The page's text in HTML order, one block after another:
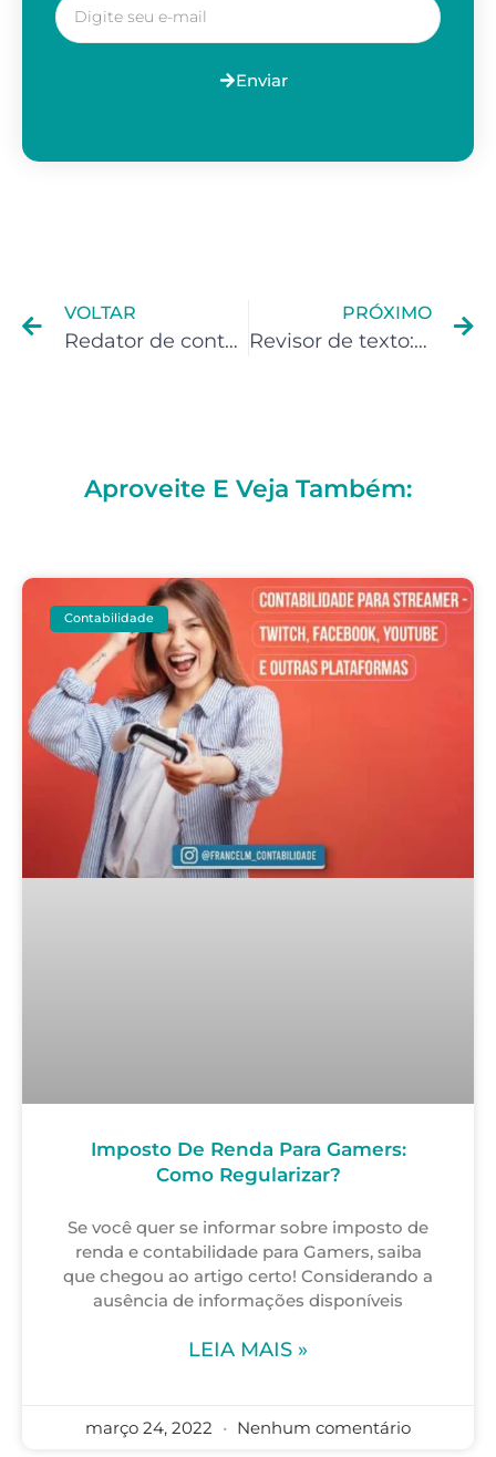
Enviar
VOLTAR
Redator de conteúdo: evite erros no imposto de renda
PRÓXIMO
Revisor de texto: Como evitar problemas fiscais ?
Aproveite E Veja Também:
Contabilidade
Imposto De Renda Para Gamers:
Como Regularizar?
Se você quer se informar sobre imposto de
renda e contabilidade para Gamers, saiba
que chegou ao artigo certo! Considerando a
ausência de informações disponíveis
LEIA MAIS »
março 24, 2022 Nenhum comentário